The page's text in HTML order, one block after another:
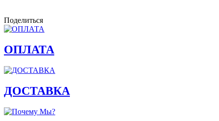
Поделиться
ОПЛАТА
ДОСТАВКА